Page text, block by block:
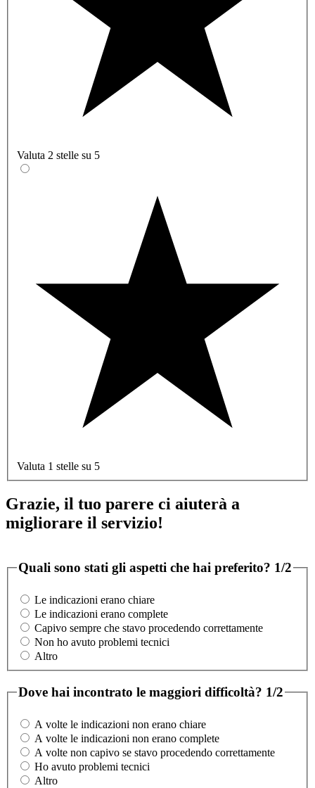
Valuta 2 stelle su 5
Valuta 1 stelle su 5
Grazie, il tuo parere ci aiuterà a
migliorare il servizio!
Quali sono stati gli aspetti che hai preferito? 1/2
Le indicazioni erano chiare
Le indicazioni erano complete
Capivo sempre che stavo procedendo correttamente
Non ho avuto problemi tecnici
Altro
Dove hai incontrato le maggiori difficoltà? 1/2
A volte le indicazioni non erano chiare
A volte le indicazioni non erano complete
A volte non capivo se stavo procedendo correttamente
Ho avuto problemi tecnici
Altro